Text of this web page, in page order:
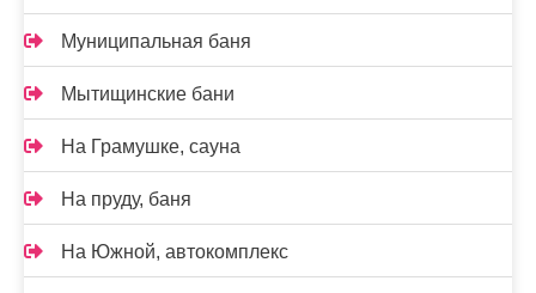
Муниципальная баня
Мытищинские бани
На Грамушке, сауна
На пруду, баня
На Южной, автокомплекс